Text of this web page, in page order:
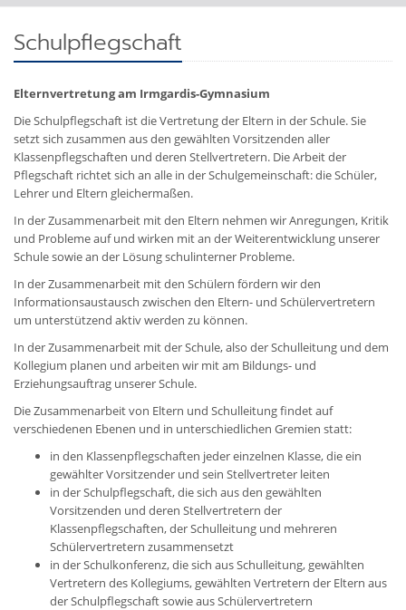
Schulpflegschaft
Elternvertretung am Irmgardis-Gymnasium
Die Schulpflegschaft ist die Vertretung der Eltern in der Schule. Sie
setzt sich zusammen aus den gewählten Vorsitzenden aller
Klassenpflegschaften und deren Stellvertretern. Die Arbeit der
Pflegschaft richtet sich an alle in der Schulgemeinschaft: die Schüler,
Lehrer und Eltern gleichermaßen.
In der Zusammenarbeit mit den Eltern nehmen wir Anregungen, Kritik
und Probleme auf und wirken mit an der Weiterentwicklung unserer
Schule sowie an der Lösung schulinterner Probleme.
In der Zusammenarbeit mit den Schülern fördern wir den
Informationsaustausch zwischen den Eltern- und Schülervertretern
um unterstützend aktiv werden zu können.
In der Zusammenarbeit mit der Schule, also der Schulleitung und dem
Kollegium planen und arbeiten wir mit am Bildungs- und
Erziehungsauftrag unserer Schule.
Die Zusammenarbeit von Eltern und Schulleitung findet auf
verschiedenen Ebenen und in unterschiedlichen Gremien statt:
in den Klassenpflegschaften jeder einzelnen Klasse, die ein
gewählter Vorsitzender und sein Stellvertreter leiten
in der Schulpflegschaft, die sich aus den gewählten
Vorsitzenden und deren Stellvertretern der
Klassenpflegschaften, der Schulleitung und mehreren
Schülervertretern zusammensetzt
in der Schulkonferenz, die sich aus Schulleitung, gewählten
Vertretern des Kollegiums, gewählten Vertretern der Eltern aus
der Schulpflegschaft sowie aus Schülervertretern